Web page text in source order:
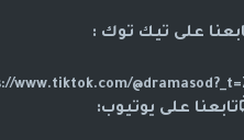
على تيك توك :
على يوتيوب: